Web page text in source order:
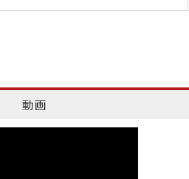
動画